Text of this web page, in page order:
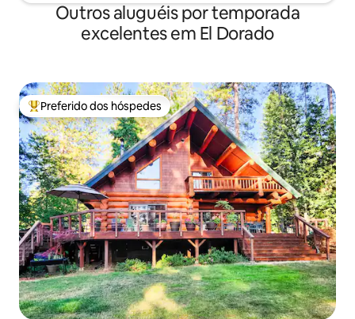
Outros aluguéis por temporada
excelentes em El Dorado
Entre os melhores preferidos dos hóspedes
Preferido dos hóspedes